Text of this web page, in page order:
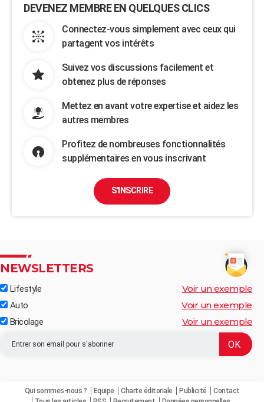
DEVENEZ MEMBRE EN QUELQUES CLICS
Connectez-vous simplement avec ceux qui
partagent vos intérêts
Suivez vos discussions facilement et
obtenez plus de réponses
Mettez en avant votre expertise et aidez les
autres membres
Profitez de nombreuses fonctionnalités
supplémentaires en vous inscrivant
S'INSCRIRE
NEWSLETTERS
Lifestyle Voir un exemple
Auto Voir un exemple
Bricolage Voir un exemple
Qui sommes-nous ? Equipe Charte éditoriale Publicité
Contact